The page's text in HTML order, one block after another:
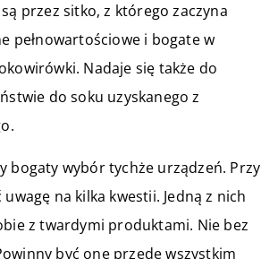
przez sitko, z którego zaczyna
pełnowartościowe i bogate w
Nadaje się także do
do soku uzyskanego z
bogaty wybór tychże urządzeń. Przy
na kilka kwestii. Jedną z nich
z twardymi produktami. Nie bez
być one przede wszystkim